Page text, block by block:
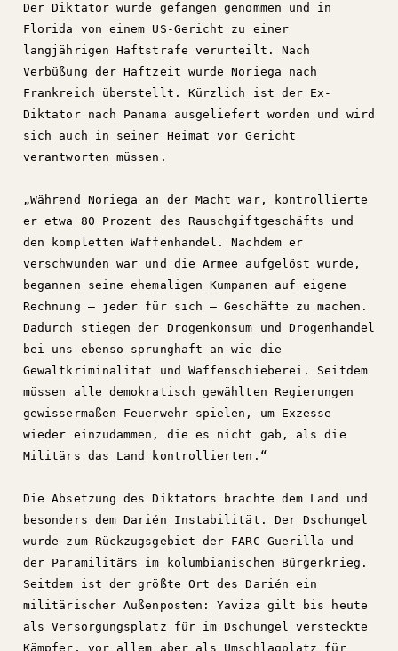
Der Diktator wurde gefangen genommen und in
Florida von einem US-Gericht zu einer
langjährigen Haftstrafe verurteilt. Nach
Verbüßung der Haftzeit wurde Noriega nach
Frankreich überstellt. Kürzlich ist der Ex-
Diktator nach Panama ausgeliefert worden und wird
sich auch in seiner Heimat vor Gericht
verantworten müssen.
„Während Noriega an der Macht war, kontrollierte
er etwa 80 Prozent des Rauschgiftgeschäfts und
den kompletten Waffenhandel. Nachdem er
verschwunden war und die Armee aufgelöst wurde,
begannen seine ehemaligen Kumpanen auf eigene
Rechnung – jeder für sich – Geschäfte zu machen.
Dadurch stiegen der Drogenkonsum und Drogenhandel
bei uns ebenso sprunghaft an wie die
Gewaltkriminalität und Waffenschieberei. Seitdem
müssen alle demokratisch gewählten Regierungen
gewissermaßen Feuerwehr spielen, um Exzesse
wieder einzudämmen, die es nicht gab, als die
Militärs das Land kontrollierten.“
Die Absetzung des Diktators brachte dem Land und
besonders dem Darién Instabilität. Der Dschungel
wurde zum Rückzugsgebiet der FARC-Guerilla und
der Paramilitärs im kolumbianischen Bürgerkrieg.
Seitdem ist der größte Ort des Darién ein
militärischer Außenposten: Yaviza gilt bis heute
als Versorgungsplatz für im Dschungel versteckte
Kämpfer, vor allem aber als Umschlagplatz für